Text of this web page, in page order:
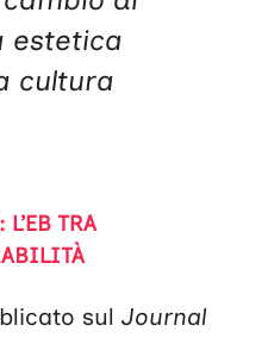
estetica
cultura
TRA
sul Journal